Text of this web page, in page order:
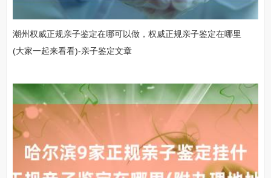
潮州权威正规亲子鉴定在哪可以做，权威正规亲子鉴定在哪里
(大家一起来看看)-亲子鉴定文章